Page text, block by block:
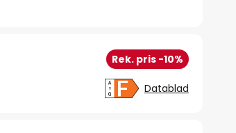
Rek. pris -10%
Datablad